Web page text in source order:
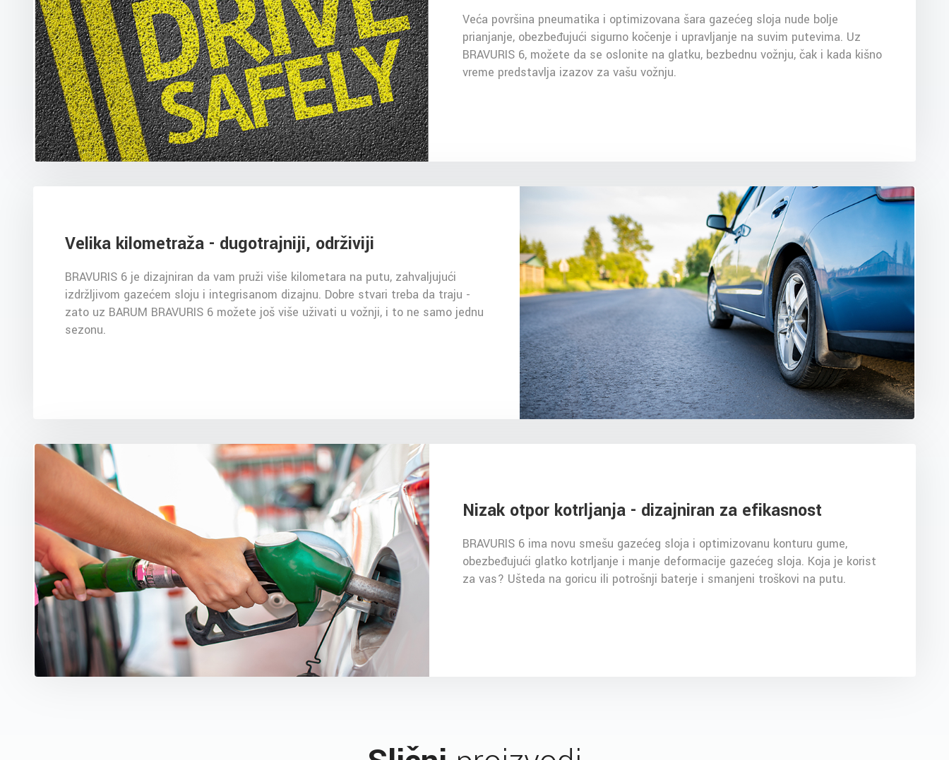
Veća površina pneumatika i optimizovana šara gazećeg sloja nude bolje
prianjanje, obezbeđujući sigurno kočenje i upravljanje na suvim putevima. Uz
BRAVURIS 6, možete da se oslonite na glatku, bezbednu vožnju, čak i kada kišno
vreme predstavlja izazov za vašu vožnju.
Velika kilometraža - dugotrajniji, održiviji
BRAVURIS 6 je dizajniran da vam pruži više kilometara na putu, zahvaljujući
izdržljivom gazećem sloju i integrisanom dizajnu. Dobre stvari treba da traju -
zato uz BARUM BRAVURIS 6 možete još više uživati u vožnji, i to ne samo jednu
sezonu.
Nizak otpor kotrljanja - dizajniran za efikasnost
BRAVURIS 6 ima novu smešu gazećeg sloja i optimizovanu konturu gume,
obezbeđujući glatko kotrljanje i manje deformacije gazećeg sloja. Koja je korist
za vas? Ušteda na goricu ili potrošnji baterje i smanjeni troškovi na putu.